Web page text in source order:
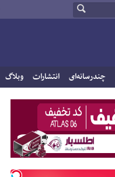
چندرسانه‌ای انتشارات وبلاگ